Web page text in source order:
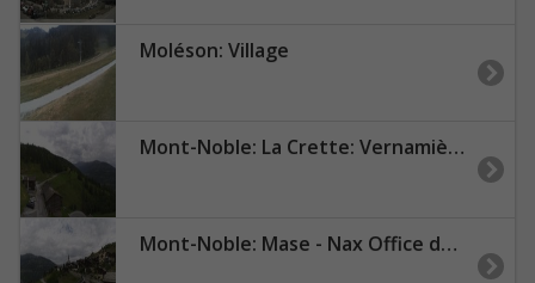
Moléson: Village
Mont-Noble: La Crette: Vernamiège Village - Nax Office du Tourisme
Mont-Noble: Mase - Nax Office de Tourisme